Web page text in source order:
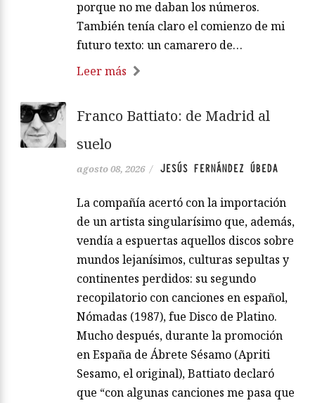
porque no me daban los números.
También tenía claro el comienzo de mi
futuro texto: un camarero de…
Leer más
Franco Battiato: de Madrid al
suelo
agosto 08, 2026 / JESÚS FERNÁNDEZ ÚBEDA
La compañía acertó con la importación
de un artista singularísimo que, además,
vendía a espuertas aquellos discos sobre
mundos lejanísimos, culturas sepultas y
continentes perdidos: su segundo
recopilatorio con canciones en español,
Nómadas (1987), fue Disco de Platino.
Mucho después, durante la promoción
en España de Ábrete Sésamo (Apriti
Sesamo, el original), Battiato declaró
que “con algunas canciones me pasa que